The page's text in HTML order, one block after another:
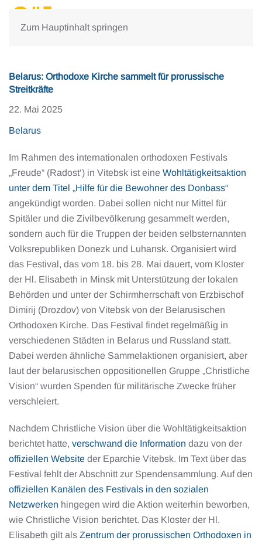
Zum Hauptinhalt springen
Belarus: Orthodoxe Kirche sammelt für prorussische
Streitkräfte
22. Mai 2025
Belarus
Im Rahmen des internationalen orthodoxen Festivals
„Freude“ (Radost‘) in Vitebsk ist eine Wohltätigkeitsaktion
unter dem Titel „Hilfe für die Bewohner des Donbass“
angekündigt worden. Dabei sollen nicht nur Mittel für
Spitäler und die Zivilbevölkerung gesammelt werden,
sondern auch für die Truppen der beiden selbsternannten
Volksrepubliken Donezk und Luhansk. Organisiert wird
das Festival, das vom 18. bis 28. Mai dauert, vom Kloster
der Hl. Elisabeth in Minsk mit Unterstützung der lokalen
Behörden und unter der Schirmherrschaft von Erzbischof
Dimirij (Drozdov) von Vitebsk von der Belarusischen
Orthodoxen Kirche. Das Festival findet regelmäßig in
verschiedenen Städten in Belarus und Russland statt.
Dabei werden ähnliche Sammelaktionen organisiert, aber
laut der belarusischen oppositionellen Gruppe „Christliche
Vision“ wurden Spenden für militärische Zwecke früher
verschleiert.
Nachdem Christliche Vision über die Wohltätigkeitsaktion
berichtet hatte, verschwand die Information dazu von der
offiziellen Website der Eparchie Vitebsk. Im Text über das
Festival fehlt der Abschnitt zur Spendensammlung. Auf den
offiziellen Kanälen des Festivals in den sozialen
Netzwerken hingegen wird die Aktion weiterhin beworben,
wie Christliche Vision berichtet. Das Kloster der Hl.
Elisabeth gilt als Zentrum der prorussischen Orthodoxen in